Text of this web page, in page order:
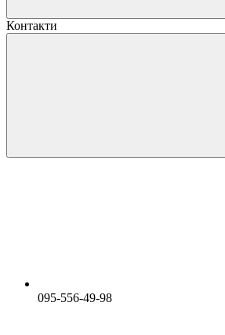
Контакти
095-556-49-98